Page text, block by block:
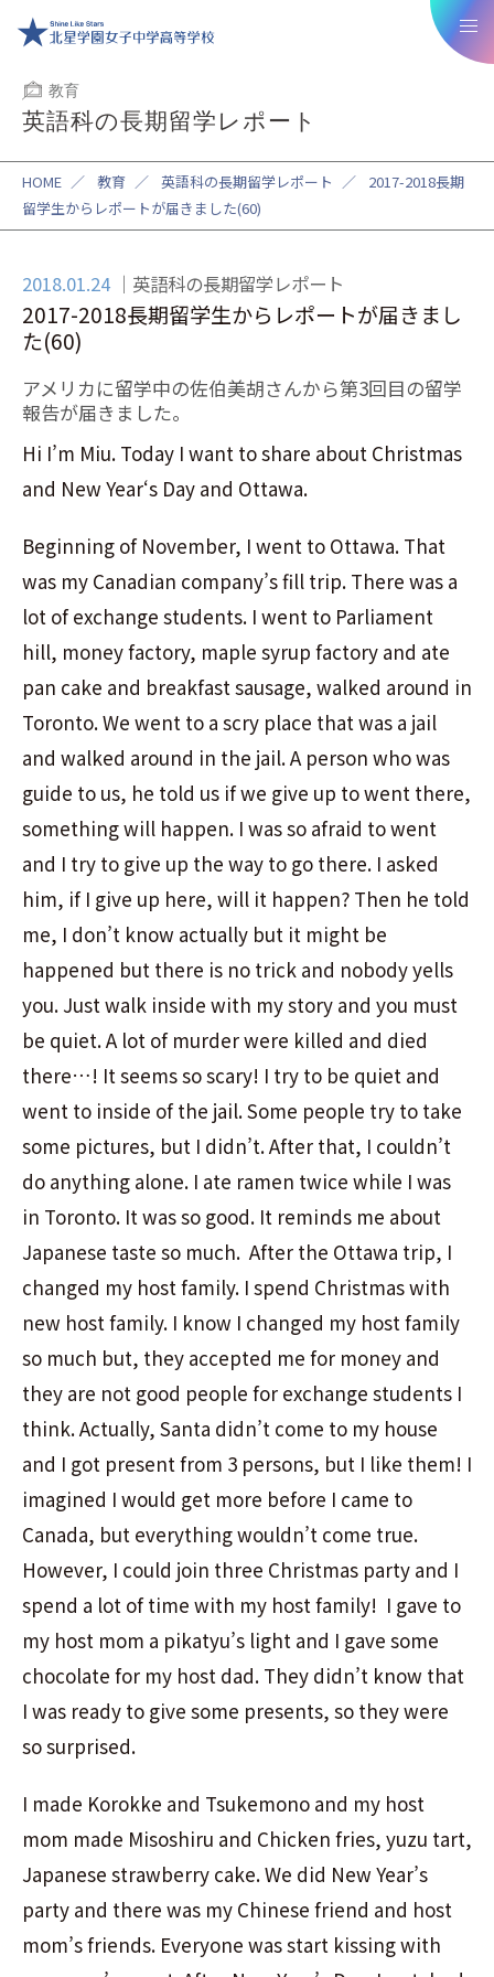
教育
英語科の長期留学レポート
HOME ／ 教育 ／ 英語科の長期留学レポート ／
2017-2018長期
留学生からレポートが届きました(60)
2018.01.24 英語科の長期留学レポート
2017-2018長期留学生からレポートが届きまし
た(60)
アメリカに留学中の佐伯美胡さんから第3回目の留学
報告が届きました。
Hi I’m Miu. Today I want to share about Christmas
and New Year‘s Day and Ottawa.
Beginning of November, I went to Ottawa. That
was my Canadian company’s fill trip. There was a
lot of exchange students. I went to Parliament
hill, money factory, maple syrup factory and ate
pan cake and breakfast sausage, walked around in
Toronto. We went to a scry place that was a jail
and walked around in the jail. A person who was
guide to us, he told us if we give up to went there,
something will happen. I was so afraid to went
and I try to give up the way to go there. I asked
him, if I give up here, will it happen? Then he told
me, I don’t know actually but it might be
happened but there is no trick and nobody yells
you. Just walk inside with my story and you must
be quiet. A lot of murder were killed and died
there…! It seems so scary! I try to be quiet and
went to inside of the jail. Some people try to take
some pictures, but I didn’t. After that, I couldn’t
do anything alone. I ate ramen twice while I was
in Toronto. It was so good. It reminds me about
Japanese taste so much. After the Ottawa trip, I
changed my host family. I spend Christmas with
new host family. I know I changed my host family
so much but, they accepted me for money and
they are not good people for exchange students I
think. Actually, Santa didn’t come to my house
and I got present from 3 persons, but I like them! I
imagined I would get more before I came to
Canada, but everything wouldn’t come true.
However, I could join three Christmas party and I
spend a lot of time with my host family! I gave to
my host mom a pikatyu’s light and I gave some
chocolate for my host dad. They didn’t know that
I was ready to give some presents, so they were
so surprised.
I made Korokke and Tsukemono and my host
mom made Misoshiru and Chicken fries, yuzu tart,
Japanese strawberry cake. We did New Year’s
party and there was my Chinese friend and host
mom’s friends. Everyone was start kissing with